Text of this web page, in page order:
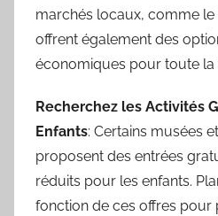
marchés locaux, comme le
offrent également des
économiques pour toute la
Recherchez les Activités
Enfants: Certains musées
proposent des entrées
réduits pour les enfants.
fonction de ces offres pour